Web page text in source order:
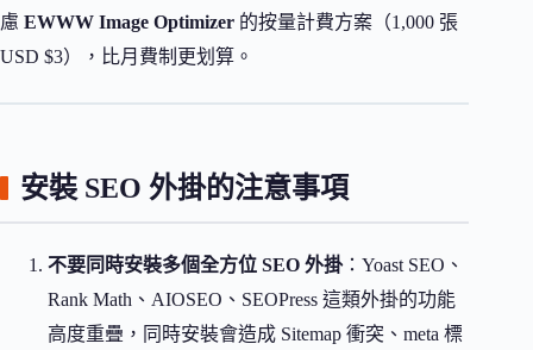
慮 EWWW Image Optimizer 的按量計費方案（1,000 張
USD $3），比月費制更划算。
安裝 SEO 外掛的注意事項
不要同時安裝多個全方位 SEO 外掛：Yoast SEO、
Rank Math、AIOSEO、SEOPress 這類外掛的功能
高度重疊，同時安裝會造成 Sitemap 衝突、meta 標